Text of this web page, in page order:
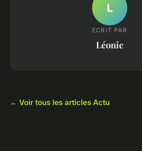
L
ECRIT PAR
Léonie
← Voir tous les articles Actu